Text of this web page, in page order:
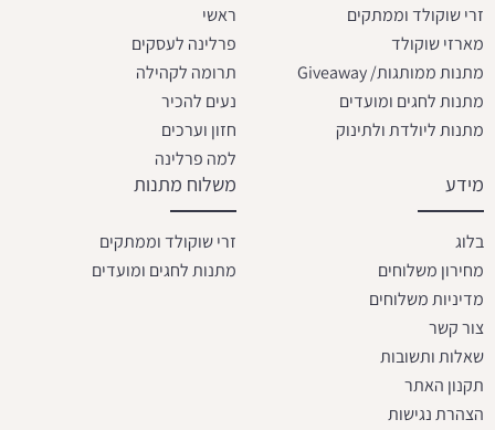
זרי שוקולד וממתקים
מארזי שוקולד
מתנות ממותגות/ Giveaway
מתנות לחגים ומועדים
מתנות ליולדת ולתינוק
ראשי
פרלינה לעסקים
תרומה לקהילה
נעים להכיר
חזון וערכים
למה פרלינה
מידע
בלוג
מחירון משלוחים
מדיניות משלוחים
צור קשר
שאלות ותשובות
תקנון האתר
הצהרת נגישות
משלוח מתנות
זרי שוקולד וממתקים
מתנות לחגים ומועדים